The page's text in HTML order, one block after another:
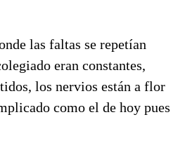
las faltas se repetían
eran constantes,
los nervios están a flor
como el de hoy pues